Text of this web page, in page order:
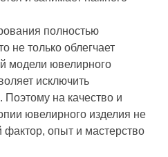
полностью
не только облегчает
модели ювелирного
исключить
Поэтому на качество и
ювелирного изделия не
фактор, опыт и мастерство